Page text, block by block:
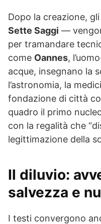
Dopo la creazione, gli
Sette Saggi —
per tramandare
come Oannes,
acque, insegnano la
l’astronomia, la
fondazione di città
quadro il primo
con la regalità che
legittimazione della
Il diluvio:
salvezza e
I testi convergono